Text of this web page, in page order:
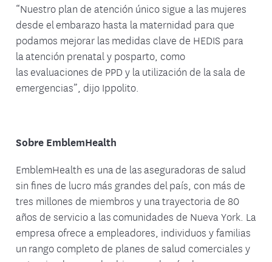
“Nuestro plan de atención único sigue a las mujeres
desde el embarazo hasta la maternidad para que
podamos mejorar las medidas clave de HEDIS para
la atención prenatal y posparto, como
las evaluaciones de PPD y la utilización de la sala de
emergencias”, dijo Ippolito.
Sobre EmblemHealth
EmblemHealth es una de las aseguradoras de salud
sin fines de lucro más grandes del país, con más de
tres millones de miembros y una trayectoria de 80
años de servicio a las comunidades de Nueva York. La
empresa ofrece a empleadores, individuos y familias
un rango completo de planes de salud comerciales y